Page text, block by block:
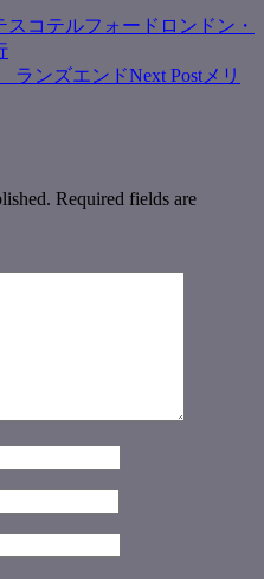
スコ テルフォード ロンドン・
ンズエンドNext Post メリ
Required fields are